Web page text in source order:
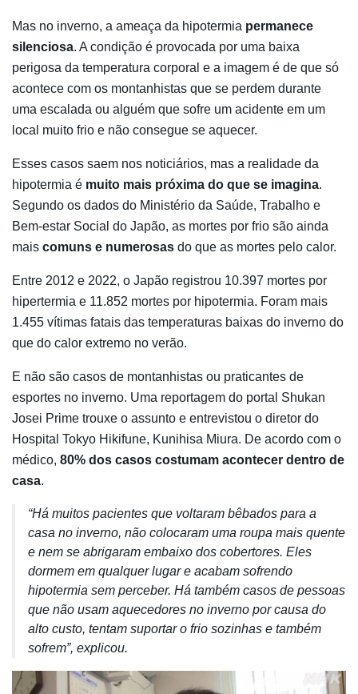
Mas no inverno, a ameaça da hipotermia permanece
silenciosa. A condição é provocada por uma baixa
perigosa da temperatura corporal e a imagem é de que só
acontece com os montanhistas que se perdem durante
uma escalada ou alguém que sofre um acidente em um
local muito frio e não consegue se aquecer.
Esses casos saem nos noticiários, mas a realidade da
hipotermia é muito mais próxima do que se imagina.
Segundo os dados do Ministério da Saúde, Trabalho e
Bem-estar Social do Japão, as mortes por frio são ainda
mais comuns e numerosas do que as mortes pelo calor.
Entre 2012 e 2022, o Japão registrou 10.397 mortes por
hipertermia e 11.852 mortes por hipotermia. Foram mais
1.455 vítimas fatais das temperaturas baixas do inverno do
que do calor extremo no verão.
E não são casos de montanhistas ou praticantes de
esportes no inverno. Uma reportagem do portal Shukan
Josei Prime trouxe o assunto e entrevistou o diretor do
Hospital Tokyo Hikifune, Kunihisa Miura. De acordo com o
médico, 80% dos casos costumam acontecer dentro de
casa.
“Há muitos pacientes que voltaram bêbados para a
casa no inverno, não colocaram uma roupa mais quente
e nem se abrigaram embaixo dos cobertores. Eles
dormem em qualquer lugar e acabam sofrendo
hipotermia sem perceber. Há também casos de pessoas
que não usam aquecedores no inverno por causa do
alto custo, tentam suportar o frio sozinhas e também
sofrem”, explicou.